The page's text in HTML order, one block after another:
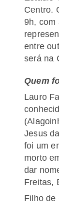
Centro.
9h, com
entre
será na
Quem
Lauro
Jesus
foi um
morto
dar
Freitas,
Filho de